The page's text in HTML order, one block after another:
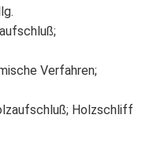
Verfahren;
Holzschliff